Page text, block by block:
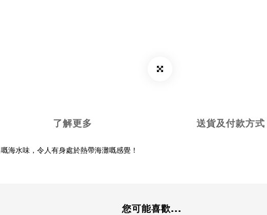
了解更多 送貨及付款方式
海水味，令人有身處於熱帶海灘嘅感覺！
您可能喜歡...